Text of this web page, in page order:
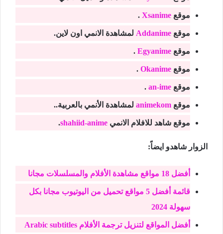
موقع Xsanime
.
موقع Addanime لمشاهدة الانمي اون لاين.
موقع Egyanime
.
موقع Okanime
.
موقع an-ime
.
موقع animekom لمشاهدة الأنمي بالعربية..
موقع شاهد للافلام الانمي shahiid-anime
.
الزوار شاهدو ايضاً:
أفضل 18 مواقع مشاهدة الأفلام والمسلسلات مجانا
قائمة أفضل 5 مواقع تحميل من اليوتيوب مجانا بكل
سهولة 2024
أفضل المواقع لتنزيل ترجمة الأفلام Arabic subtitles